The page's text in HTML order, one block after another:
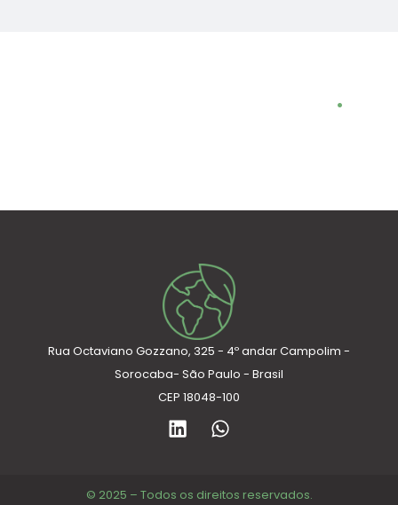
.
Rua Octaviano Gozzano, 325 - 4º andar Campolim -
Sorocaba- São Paulo - Brasil
CEP 18048-100
L
i
e
W
h
s
© 2025 – Todos os direitos reservados.